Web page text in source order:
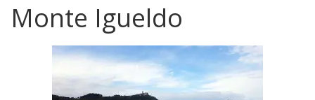
Monte Igueldo